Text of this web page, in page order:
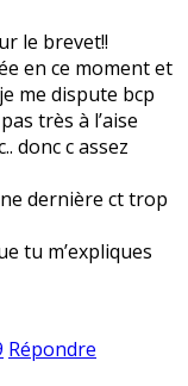
le brevet!!
en ce moment et
me dispute bcp
très à l’aise
donc c assez
dernière ct trop
tu m’expliques
Répondre